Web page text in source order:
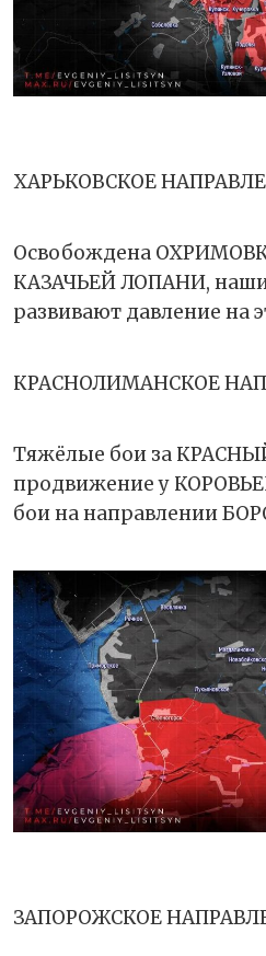
ХАРЬКОВСКОЕ
Освобождена
КАЗАЧЬЕЙ ЛОПАНИ,
развивают давление на
КРАСНОЛИМАНСКОЕ
Тяжёлые бои за
продвижение у
бои на направлении
ЗАПОРОЖСКОЕ